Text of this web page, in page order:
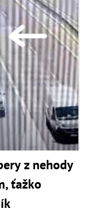
z nehody
ťažko